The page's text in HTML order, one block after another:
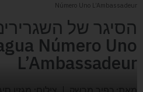
Número Uno L’Ambassadeur
Número Uno
L’Ambassadeur